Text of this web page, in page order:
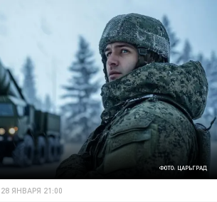
ФОТО: ЦАРЬГРАД
28 ЯНВАРЯ 21:00